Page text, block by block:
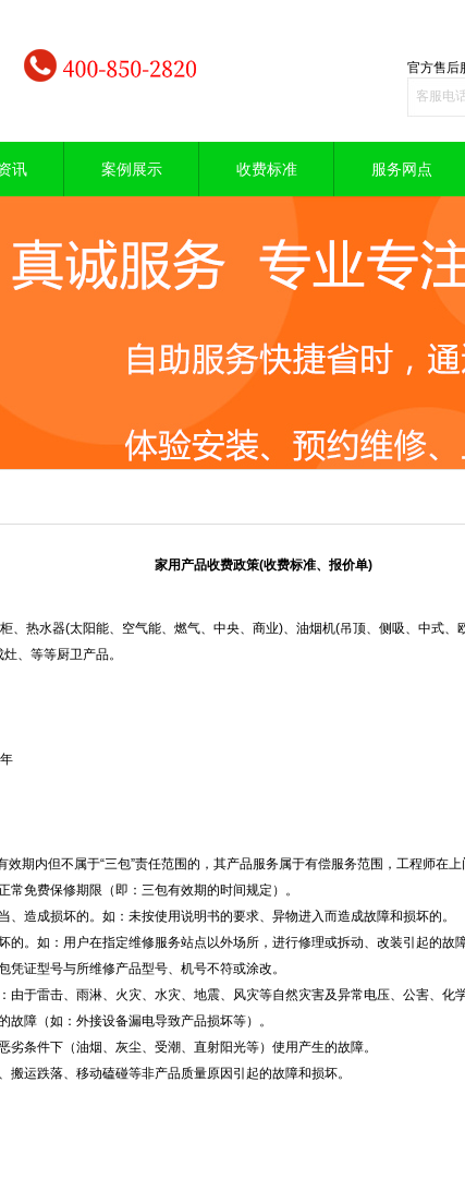
官方售后
讯 案例展示 收费标准 服务网点
1
家用产品收费政策(收费标准、报价单)
、热水器(太阳能、空气能、燃气、中央、商业)、油烟机(吊顶、侧吸、中式、
、等等厨卫产品。
效期内但不属于“三包”责任范围的，其产品服务属于有偿服务范围，工程师在上
常免费保修期限（即：三包有效期的时间规定）。
、造成损坏的。如：未按使用说明书的要求、异物进入而造成故障和损坏的。
的。如：用户在指定维修服务站点以外场所，进行修理或拆动、改装引起的故障
凭证型号与所维修产品型号、机号不符或涂改。
由于雷击、雨淋、火灾、水灾、地震、风灾等自然灾害及异常电压、公害、化
故障（如：外接设备漏电导致产品损坏等）。
劣条件下（油烟、灰尘、受潮、直射阳光等）使用产生的故障。
搬运跌落、移动磕碰等非产品质量原因引起的故障和损坏。